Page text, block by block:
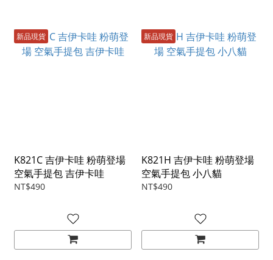
新品現貨
K821C 吉伊卡哇 粉萌登場
空氣手提包 吉伊卡哇
NT$490
新品現貨
K821H 吉伊卡哇 粉萌登場
空氣手提包 小八貓
NT$490